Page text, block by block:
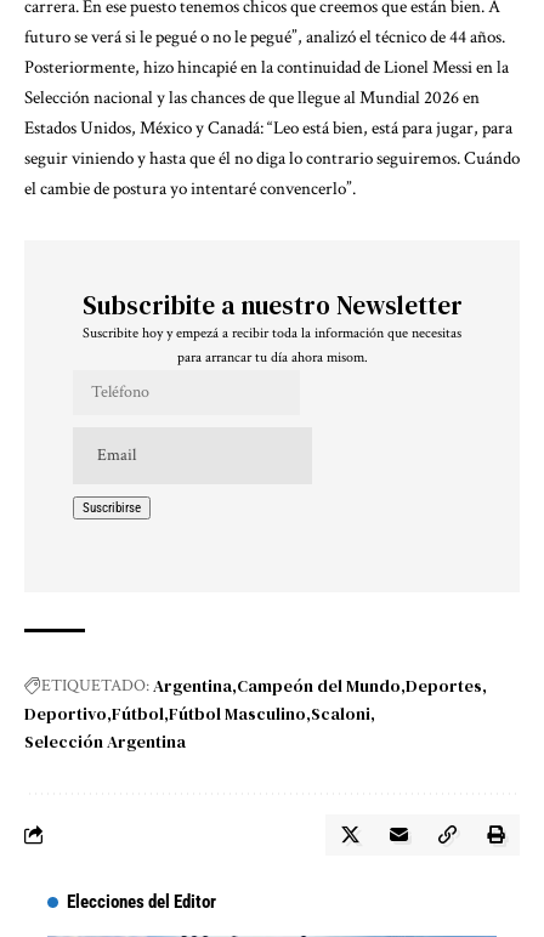
carrera. En ese puesto tenemos chicos que creemos que están bien. A
futuro se verá si le pegué o no le pegué”, analizó el técnico de 44 años.
Posteriormente, hizo hincapié en la continuidad de Lionel Messi en la
Selección nacional y las chances de que llegue al Mundial 2026 en
Estados Unidos, México y Canadá: “Leo está bien, está para jugar, para
seguir viniendo y hasta que él no diga lo contrario seguiremos. Cuándo
el cambie de postura yo intentaré convencerlo”.
Subscribite a nuestro Newsletter
Suscribite hoy y empezá a recibir toda la información que necesitas
para arrancar tu día ahora misom.
ETIQUETADO:Argentina Campeón del Mundo Deportes
Deportivo Fútbol Fútbol Masculino Scaloni
Selección Argentina
Elecciones del Editor